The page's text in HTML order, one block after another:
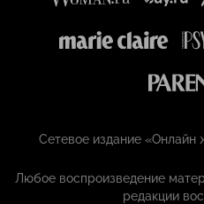
Сетевое издание «Онлайн
Любое воспроизведение
редакции